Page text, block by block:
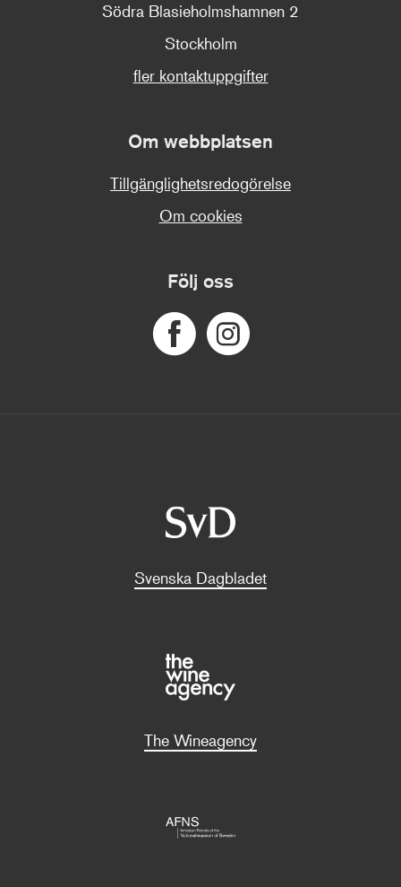
Södra Blasieholmshamnen 2
Stockholm
fler kontaktuppgifter
Om webbplatsen
Tillgänglighetsredogörelse
Om cookies
Följ oss
Svenska Dagbladet
The Wineagency